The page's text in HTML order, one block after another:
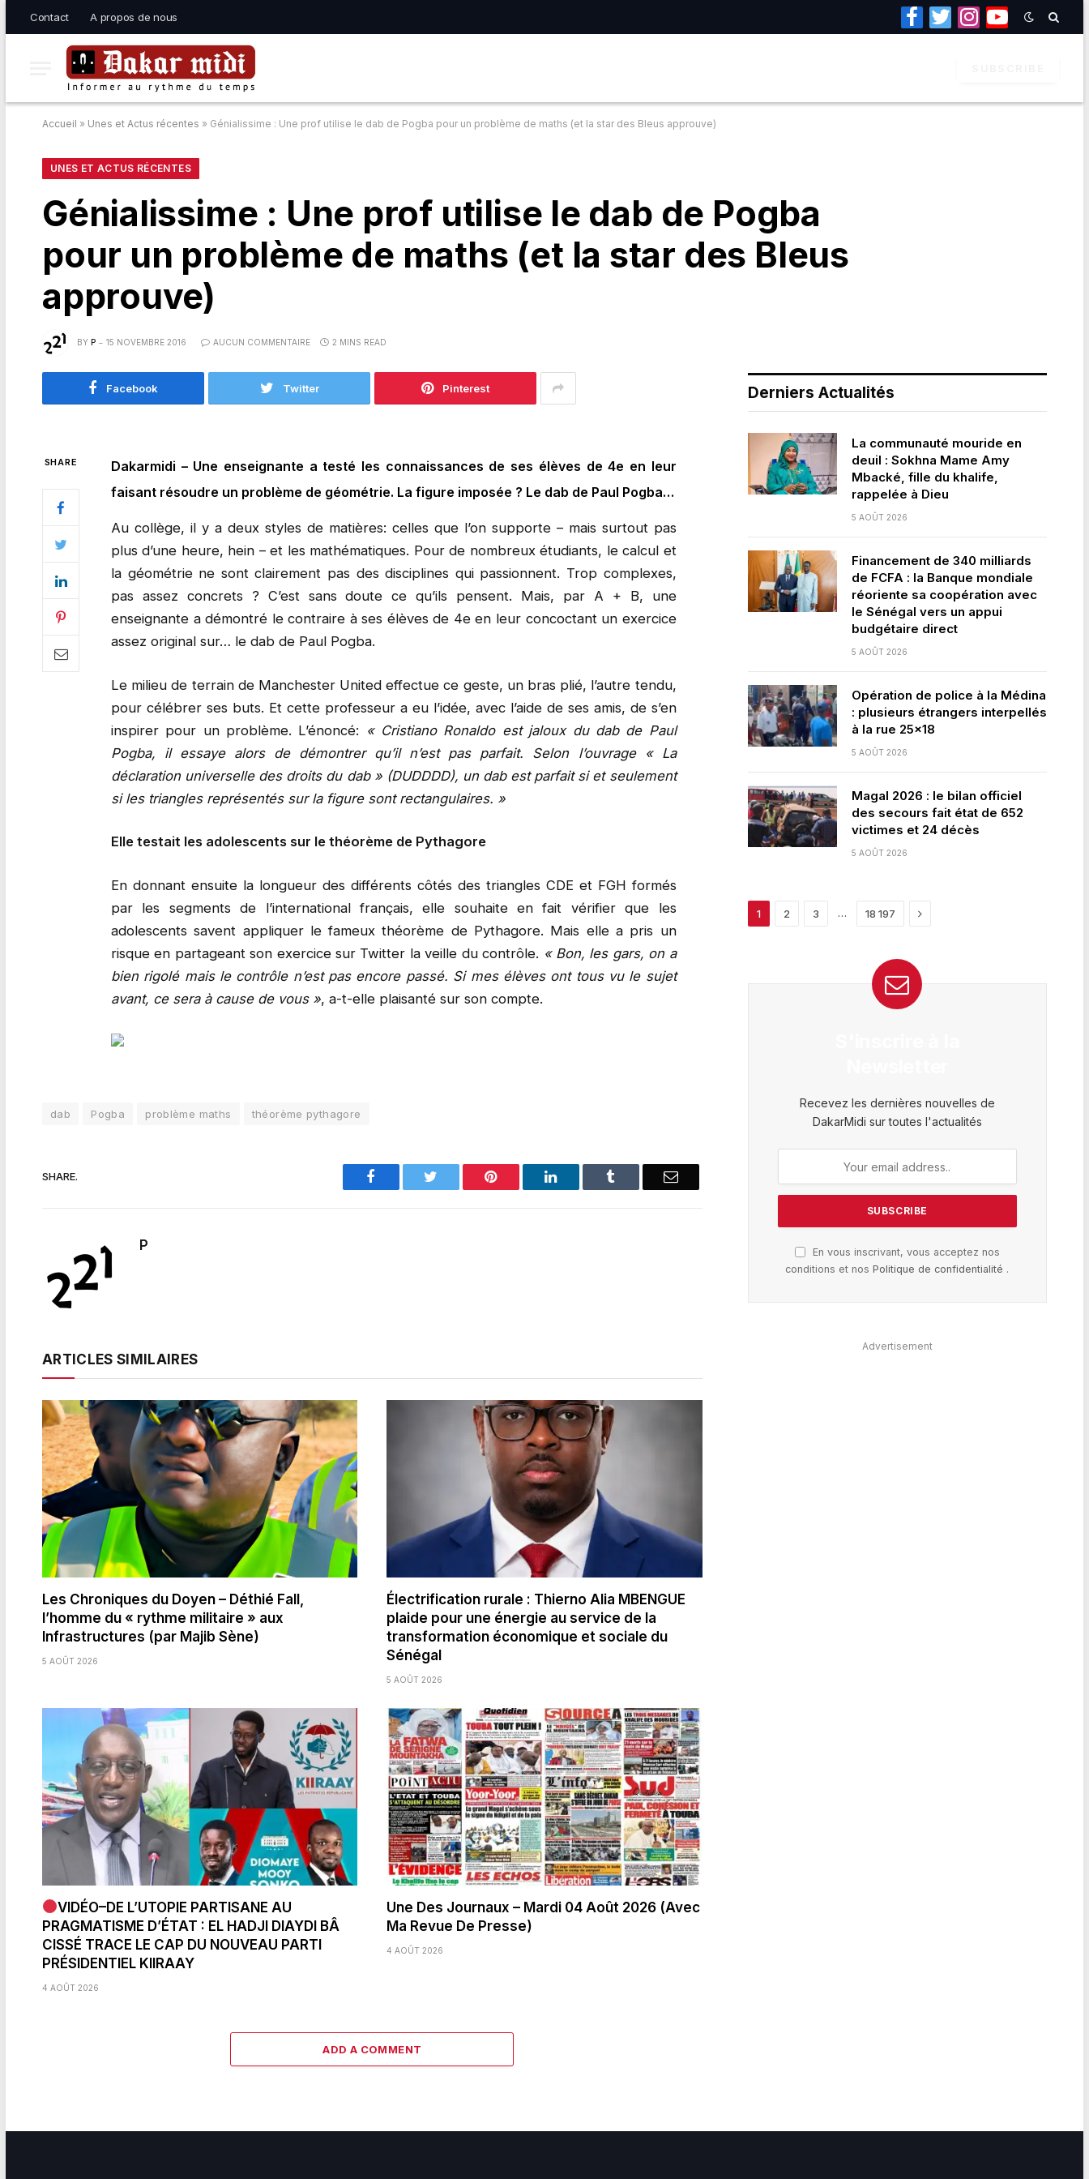
Contact A propos de nous
Facebook
TwitterInstagramYouTube
Accueil » Unes et Actus récentes » Génialissime : Une prof utilise le dab de Pogba pour un problème de maths (et la star des Bleus approuve)
UNES ET ACTUS RÉCENTES
Génialissime : Une prof utilise le dab de Pogba
pour un problème de maths (et la star des Bleus
approuve)
BY P 15 NOVEMBRE 2016 AUCUN COMMENTAIRE 2 MINS READ
Facebook Twitter Pinterest
SHARE
Dakarmidi – Une enseignante a testé les connaissances de ses élèves de 4e en leur
faisant résoudre un problème de géométrie. La figure imposée ? Le dab de Paul Pogba…
Au collège, il y a deux styles de matières: celles que l’on supporte – mais surtout pas
plus d’une heure, hein – et les mathématiques. Pour de nombreux étudiants, le calcul et
la géométrie ne sont clairement pas des disciplines qui passionnent. Trop complexes,
pas assez concrets ? C’est sans doute ce qu’ils pensent. Mais, par A + B, une
enseignante a démontré le contraire à ses élèves de 4e en leur concoctant un exercice
assez original sur… le dab de Paul Pogba.
Le milieu de terrain de Manchester United effectue ce geste, un bras plié, l’autre tendu,
pour célébrer ses buts. Et cette professeur a eu l’idée, avec l’aide de ses amis, de s’en
inspirer pour un problème. L’énoncé: « Cristiano Ronaldo est jaloux du dab de Paul
Pogba, il essaye alors de démontrer qu’il n’est pas parfait. Selon l’ouvrage « La
déclaration universelle des droits du dab » (DUDDDD), un dab est parfait si et seulement
si les triangles représentés sur la figure sont rectangulaires. »
Elle testait les adolescents sur le théorème de Pythagore
En donnant ensuite la longueur des différents côtés des triangles CDE et FGH formés
par les segments de l’international français, elle souhaite en fait vérifier que les
adolescents savent appliquer le fameux théorème de Pythagore. Mais elle a pris un
risque en partageant son exercice sur Twitter la veille du contrôle. « Bon, les gars, on a
bien rigolé mais le contrôle n’est pas encore passé. Si mes élèves ont tous vu le sujet
avant, ce sera à cause de vous », a-t-elle plaisanté sur son compte.
dab Pogba problème maths théorème pythagore
SHARE. Facebook Pinterest LinkedIn Email
P
ARTICLES SIMILAIRES
Les Chroniques du Doyen – Déthié Fall,
l’homme du « rythme militaire » aux
Infrastructures (par Majib Sène)
5 AOÛT 2026
Électrification rurale : Thierno Alia MBENGUE
plaide pour une énergie au service de la
transformation économique et sociale du
Sénégal
5 AOÛT 2026
VIDÉO–DE L’UTOPIE PARTISANE AU
PRAGMATISME D’ÉTAT : EL HADJI DIAYDI BÂ
CISSÉ TRACE LE CAP DU NOUVEAU PARTI
PRÉSIDENTIEL KIIRAAY
4 AOÛT 2026
Une Des Journaux – Mardi 04 Août 2026 (Avec
Ma Revue De Presse)
4 AOÛT 2026
ADD A COMMENT
Derniers Actualités
La communauté mouride en
deuil : Sokhna Mame Amy
Mbacké, fille du khalife,
rappelée à Dieu
5 AOÛT 2026
Financement de 340 milliards
de FCFA : la Banque mondiale
réoriente sa coopération avec
le Sénégal vers un appui
budgétaire direct
5 AOÛT 2026
Opération de police à la Médina
: plusieurs étrangers interpellés
à la rue 25×18
5 AOÛT 2026
Magal 2026 : le bilan officiel
des secours fait état de 652
victimes et 24 décès
5 AOÛT 2026
1 2 3 … 18 197 Next
Recevez les dernières nouvelles de
DakarMidi sur toutes l'actualités
En vous inscrivant, vous acceptez nos
conditions et nosPolitique de confidentialité .
Advertisement